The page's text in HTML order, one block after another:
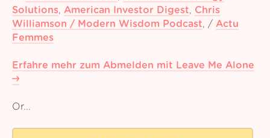
Solutions, American Investor Digest, Chris
Williamson / Modern Wisdom Podcast, / Actu
Femmes
Erfahre mehr zum Abmelden mit Leave Me Alone
Or...